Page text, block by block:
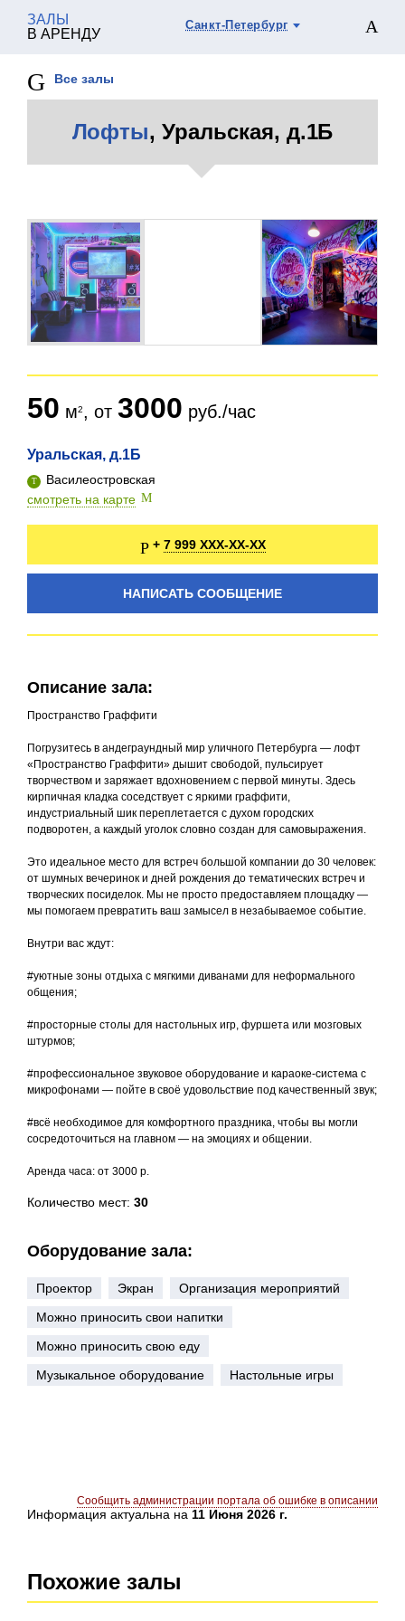
ЗАЛЫ
В АРЕНДУ
Санкт-Петербург
Все залы
Лофты, Уральская, д.1Б
Уральская, д.1Б
Василеостровская
смотреть на карте
50 м , от 3000 руб./час
+ 7 999 XXX-XX-XX
НАПИСАТЬ СООБЩЕНИЕ
Описание зала:
Пространство Граффити
Погрузитесь в андеграундный мир уличного Петербурга — лофт
«Пространство Граффити» дышит свободой, пульсирует
творчеством и заряжает вдохновением с первой минуты. Здесь
кирпичная кладка соседствует с яркими граффити,
индустриальный шик переплетается с духом городских
подворотен, а каждый уголок словно создан для самовыражения.
Это идеальное место для встреч большой компании до 30 человек:
от шумных вечеринок и дней рождения до тематических встреч и
творческих посиделок. Мы не просто предоставляем площадку —
мы помогаем превратить ваш замысел в незабываемое событие.
Внутри вас ждут:
#уютные зоны отдыха с мягкими диванами для неформального
общения;
#просторные столы для настольных игр, фуршета или мозговых
штурмов;
#профессиональное звуковое оборудование и караоке‑система с
микрофонами — пойте в своё удовольствие под качественный звук;
#всё необходимое для комфортного праздника, чтобы вы могли
сосредоточиться на главном — на эмоциях и общении.
Аренда часа: от 3000 р.
Количество мест: 30
Оборудование зала:
Проектор Экран
Организация мероприятий
Можно приносить свои напитки
Можно приносить свою еду
Музыкальное оборудование
Настольные игры
Сообщить администрации портала об ошибке в описании
Информация актуальна на 11 Июня 2026 г.
Похожие залы